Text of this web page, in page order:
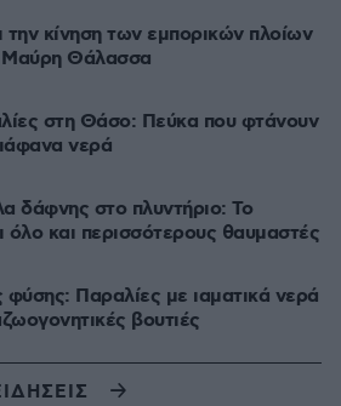
την κίνηση των εμπορικών πλοίων
Μαύρη Θάλασσα
στη Θάσο: Πεύκα που φτάνουν
νερά
δάφνης στο πλυντήριο: Το
όλο και περισσότερους θαυμαστές
φύσης: Παραλίες με ιαματικά νερά
βουτιές